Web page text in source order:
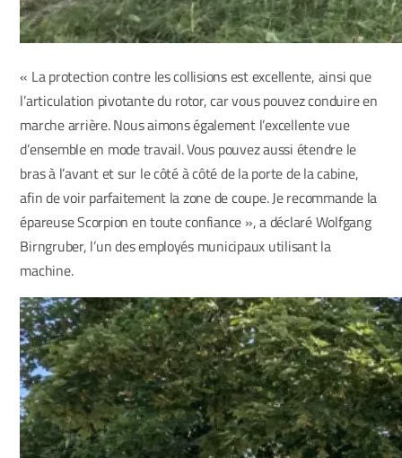
« La protection contre les collisions est excellente, ainsi que
l’articulation pivotante du rotor, car vous pouvez conduire en
marche arrière. Nous aimons également l’excellente vue
d’ensemble en mode travail. Vous pouvez aussi étendre le
bras à l’avant et sur le côté à côté de la porte de la cabine,
afin de voir parfaitement la zone de coupe. Je recommande la
épareuse Scorpion en toute confiance », a déclaré Wolfgang
Birngruber, l’un des employés municipaux utilisant la
machine.